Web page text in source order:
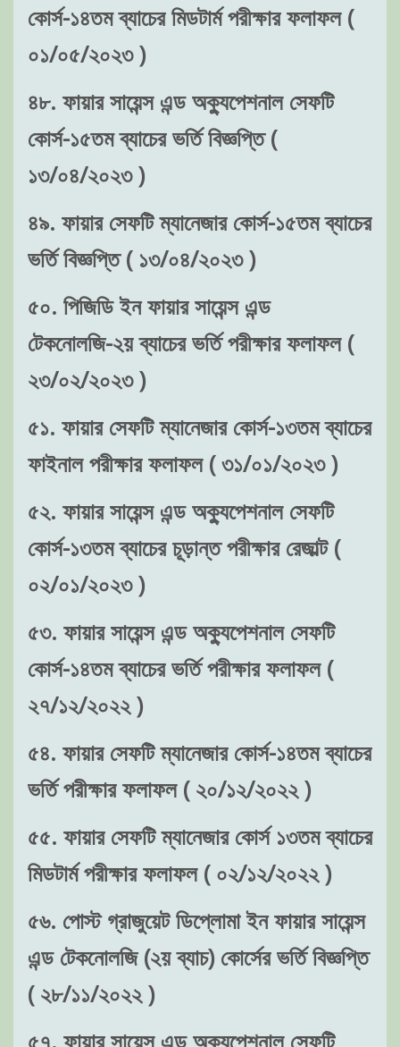
কোর্স-১৪তম ব্যাচের মিডটার্ম পরীক্ষার ফলাফল (
০১/০৫/২০২৩ )
৪৮. ফায়ার সায়েন্স এন্ড অক্যুপেশনাল সেফটি
কোর্স-১৫তম ব্যাচের ভর্তি বিজ্ঞপ্তি (
১৩/০৪/২০২৩ )
৪৯. ফায়ার সেফটি ম্যানেজার কোর্স-১৫তম ব্যাচের
ভর্তি বিজ্ঞপ্তি ( ১৩/০৪/২০২৩ )
৫০. পিজিডি ইন ফায়ার সায়েন্স এন্ড
টেকনোলজি-২য় ব্যাচের ভর্তি পরীক্ষার ফলাফল (
২৩/০২/২০২৩ )
৫১. ফায়ার সেফটি ম্যানেজার কোর্স-১৩তম ব্যাচের
ফাইনাল পরীক্ষার ফলাফল ( ৩১/০১/২০২৩ )
৫২. ফায়ার সায়েন্স এন্ড অক্যুপেশনাল সেফটি
কোর্স-১৩তম ব্যাচের চূড়ান্ত পরীক্ষার রেজাল্ট (
০২/০১/২০২৩ )
৫৩. ফায়ার সায়েন্স এন্ড অক্যুপেশনাল সেফটি
কোর্স-১৪তম ব্যাচের ভর্তি পরীক্ষার ফলাফল (
২৭/১২/২০২২ )
৫৪. ফায়ার সেফটি ম্যানেজার কোর্স-১৪তম ব্যাচের
ভর্তি পরীক্ষার ফলাফল ( ২০/১২/২০২২ )
৫৫. ফায়ার সেফটি ম্যানেজার কোর্স ১৩তম ব্যাচের
মিডটার্ম পরীক্ষার ফলাফল ( ০২/১২/২০২২ )
৫৬. পোস্ট গ্রাজুয়েট ডিপ্লোমা ইন ফায়ার সায়েন্স
এন্ড টেকনোলজি (২য় ব্যাচ) কোর্সের ভর্তি বিজ্ঞপ্তি
( ২৮/১১/২০২২ )
৫৭. ফায়ার সায়েন্স এন্ড অক্যুপেশনাল সেফটি